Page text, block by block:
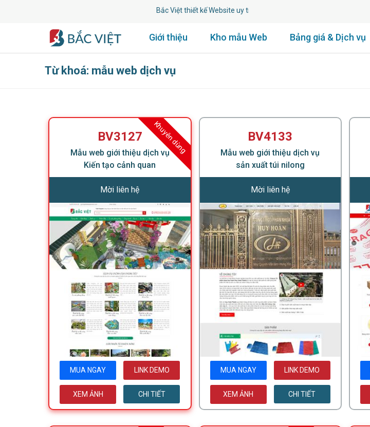
Bắc Việt thiết kế Website uy tín lâu năm.
Giới thiệu Kho mẫu Web Bảng giá & Dịch vụ
Từ khoá: mẫu web dịch vụ
Khuyên dùng
BV3127
Mẫu web giới thiệu dịch vụ
Kiến tạo cảnh quan
Mời liên hệ
MUA NGAY LINK DEMO
XEM ẢNH CHI TIẾT
BV4133
Mẫu web giới thiệu dịch vụ
sản xuất túi nilong
Mời liên hệ
MUA NGAY LINK DEMO
XEM ẢNH CHI TIẾT